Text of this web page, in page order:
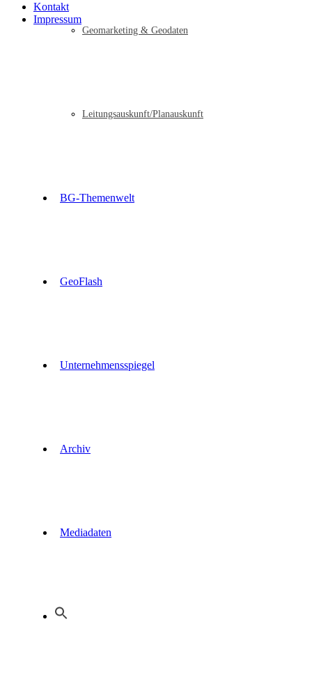
Geomarketing & Geodaten
Leitungsauskunft/Planauskunft
BG-Themenwelt
GeoFlash
Unternehmensspiegel
Archiv
Mediadaten
Kontakt
Impressum